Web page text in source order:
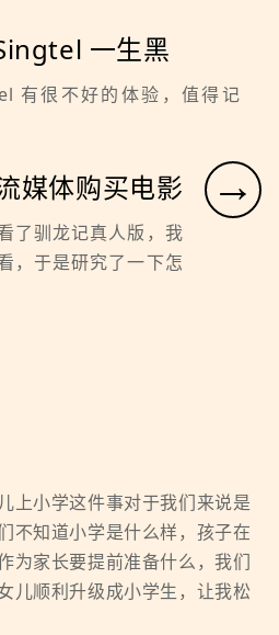
一生黑
有很不好的体验，值得记
→
媒体购买电影
了驯龙记真人版，我
，于是研究了一下怎
上小学这件事对于我们来说是
不知道小学是什么样，孩子在
为家长要提前准备什么，我们
儿顺利升级成小学生，让我松